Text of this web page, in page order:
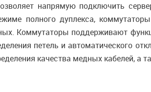
напрямую подключить
полного дуплекса,
Коммутаторы поддерживают
петель и автоматического
качества медных кабелей, а